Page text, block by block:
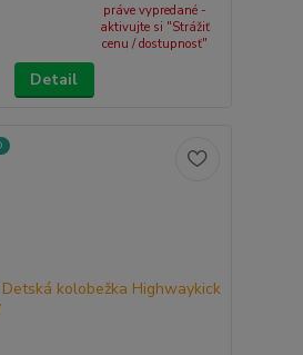
práve vypredané -
aktivujte si "Strážiť
cenu / dostupnosť"
Detail